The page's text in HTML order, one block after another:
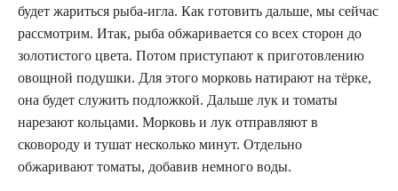
будет жариться рыба-игла. Как готовить дальше, мы сейчас
рассмотрим. Итак, рыба обжаривается со всех сторон до
золотистого цвета. Потом приступают к приготовлению
овощной подушки. Для этого морковь натирают на тёрке,
она будет служить подложкой. Дальше лук и томаты
нарезают кольцами. Морковь и лук отправляют в
сковороду и тушат несколько минут. Отдельно
обжаривают томаты, добавив немного воды.